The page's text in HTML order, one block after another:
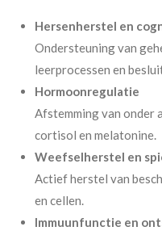
Hersenherstel en
Ondersteuning van
leerprocessen en
Hormoonregulatie
Afstemming van onder
cortisol en melatonine.
Weefselherstel en
Actief herstel van
en cellen.
Immuunfunctie en